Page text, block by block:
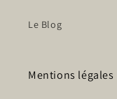
Le Blog
Mentions légales